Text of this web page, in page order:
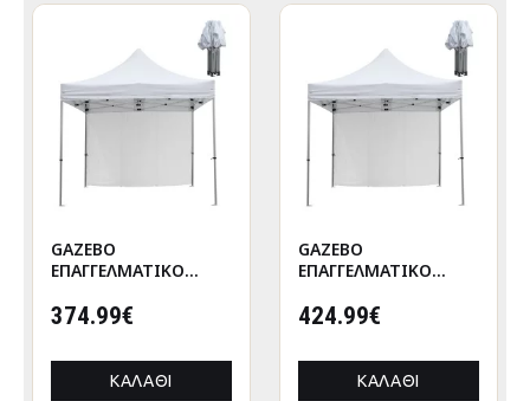
GAZEBO
ΕΠΑΓΓΕΛΜΑΤΙΚΟ
CRESSEN HM21097
ΑΛΟΥΜΙΝΙΟΥ
3x3x3,4Yμ
374.99€
ΚΑΛΆΘΙ
GAZEBO
ΕΠΑΓΓΕΛΜΑΤΙΚΟ
CRESSEN HM21097.01
ΑΛΟΥΜΙΝΙΟΥ
3x3x3,4Yεκ
424.99€
ΚΑΛΆΘΙ